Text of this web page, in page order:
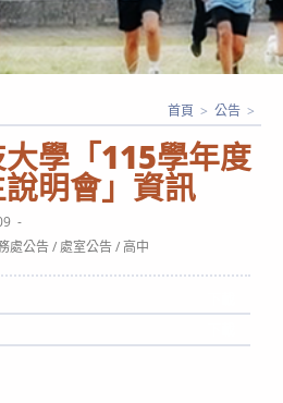
學「115學年度
明會」資訊
首頁 > 公告 >
處公告/處室公告/高中